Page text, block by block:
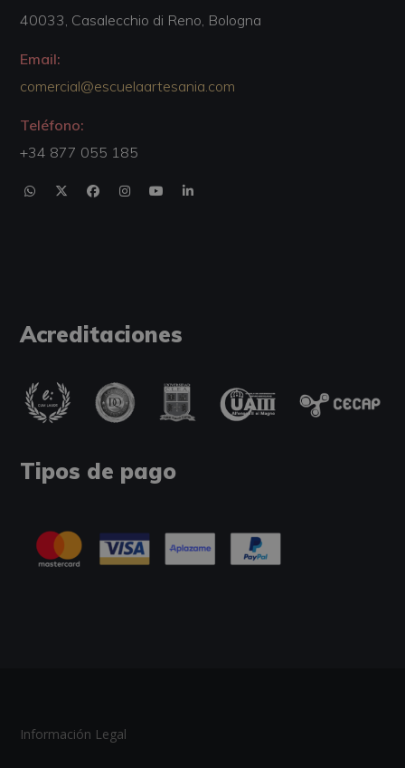
40033, Casalecchio di Reno, Bologna
Email:
comercial@escuelaartesania.com
Teléfono:
+34 877 055 185
Acreditaciones
Tipos de pago
Información Legal